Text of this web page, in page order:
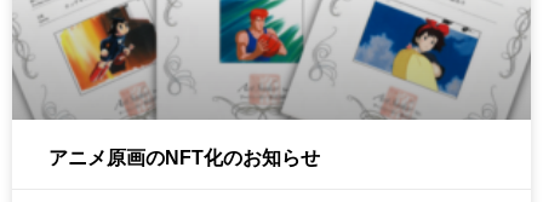
アニメ原画のNFT化のお知らせ